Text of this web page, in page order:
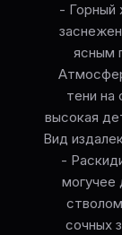
- Горный
ясным
тени на
высокая
Вид
-
могучее
сочных